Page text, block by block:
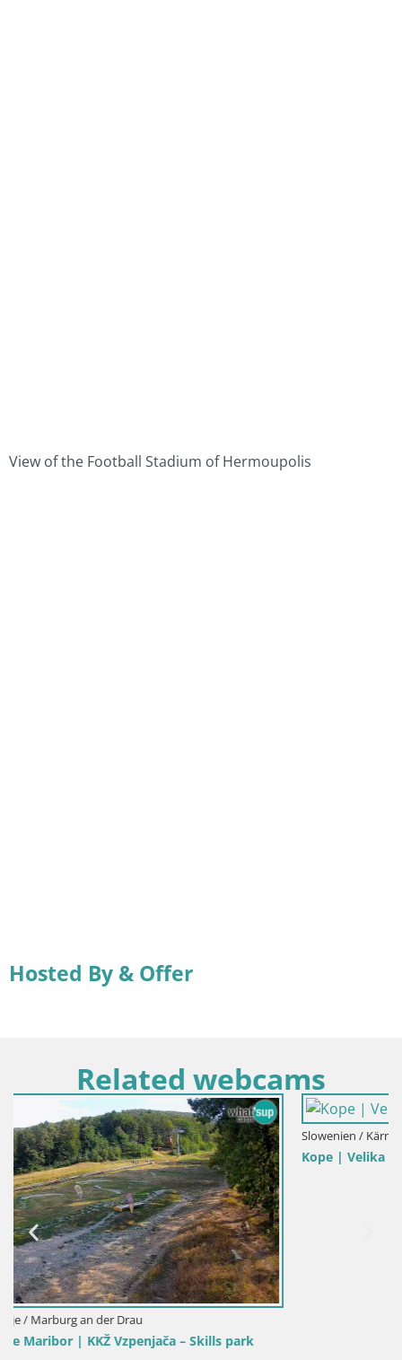
View of the Football Stadium of Hermoupolis
Hosted By & Offer
Related webcams
Slowenien / Kärnten / Slovenj Gradec
Kope | Velika Kopa